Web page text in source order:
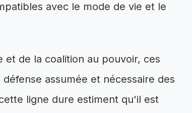
avec le mode de vie et le
de la coalition au pouvoir, ces
assumée et nécessaire des
ligne dure estiment qu'il est